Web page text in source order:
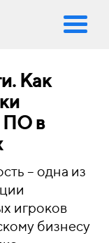
Как
ПО в
– одна из
игроков
бизнесу